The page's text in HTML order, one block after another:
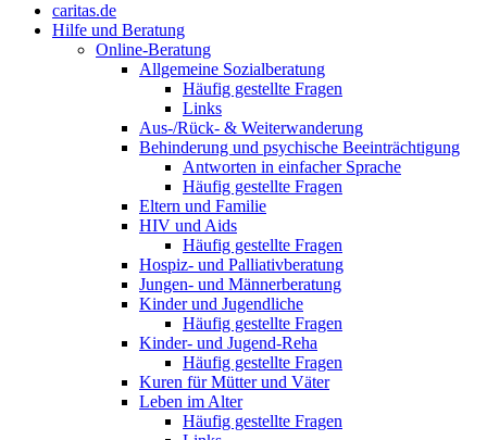
caritas.de
Hilfe und Beratung
Online-Beratung
Allgemeine Sozialberatung
Häufig gestellte Fragen
Links
Aus-/Rück- & Weiterwanderung
Behinderung und psychische Beeinträchtigung
Antworten in einfacher Sprache
Häufig gestellte Fragen
Eltern und Familie
HIV und Aids
Häufig gestellte Fragen
Hospiz- und Palliativberatung
Jungen- und Männerberatung
Kinder und Jugendliche
Häufig gestellte Fragen
Kinder- und Jugend-Reha
Häufig gestellte Fragen
Kuren für Mütter und Väter
Leben im Alter
Häufig gestellte Fragen